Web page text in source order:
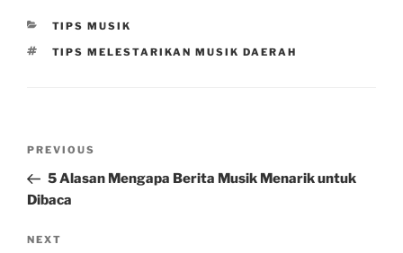
CATEGORIES
TIPS MUSIK
TAGS
TIPS MELESTARIKAN MUSIK DAERAH
Previous
Post
PREVIOUS
5 Alasan Mengapa Berita Musik Menarik untuk
Dibaca
Next
NEXT